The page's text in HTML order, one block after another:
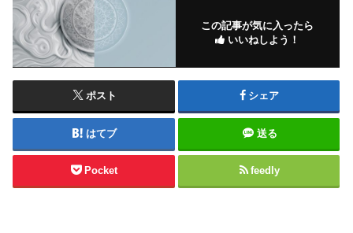
この記事が気に入ったら
いいねしよう！
ポスト シェア
はてブ 送る
Pocket feedly